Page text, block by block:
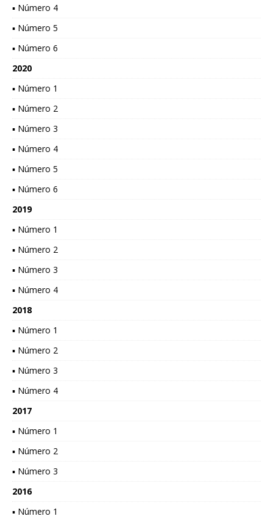
▪ Número 4
▪ Número 5
▪ Número 6
2020
▪ Número 1
▪ Número 2
▪ Número 3
▪ Número 4
▪ Número 5
▪ Número 6
2019
▪ Número 1
▪ Número 2
▪ Número 3
▪ Número 4
2018
▪ Número 1
▪ Número 2
▪ Número 3
▪ Número 4
2017
▪ Número 1
▪ Número 2
▪ Número 3
2016
▪ Número 1